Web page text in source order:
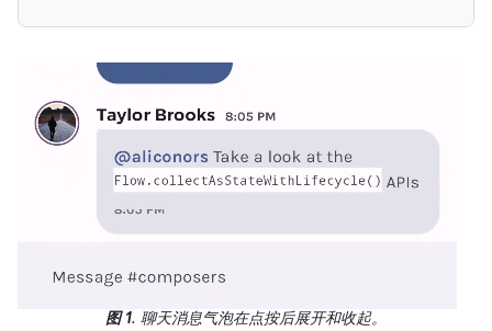
图 1. 聊天消息气泡在点按后展开和收起。